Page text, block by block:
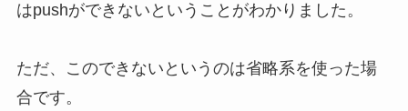
はpushができないということがわかりました。
ただ、このできないというのは省略系を使った場
合です。